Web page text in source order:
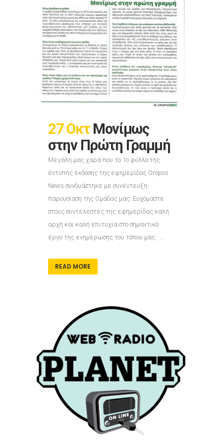
27 Οκτ Μονίμως
στην Πρώτη Γραμμή
Μεγάλη μας χαρά που το 1ο φύλλο της
έντυπης έκδοσης της εφημερίδας Oropos
News συνδυάστηκε με συνέντευξη-
παρουσίαση της Ομάδας μας. Ευχόμαστε
στους συντελεστές της εφημερίδας καλή
αρχή και καλή επιτυχία στο σημαντικό
έργο της ενημέρωσης του τόπου μας. ...
READ MORE